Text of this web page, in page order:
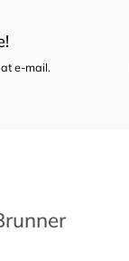
e-mail.